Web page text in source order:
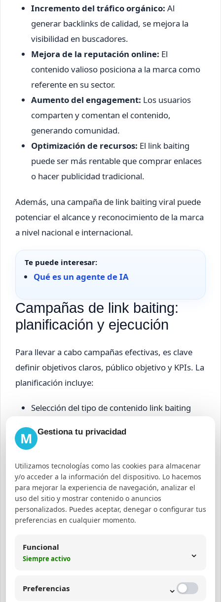
Incremento del tráfico orgánico: Al
generar backlinks de calidad, se mejora la
visibilidad en buscadores.
Mejora de la reputación online: El
contenido valioso posiciona a la marca como
referente en su sector.
Aumento del engagement: Los usuarios
comparten y comentan el contenido,
generando comunidad.
Optimización de recursos: El link baiting
puede ser más rentable que comprar enlaces
o hacer publicidad tradicional.
Además, una campaña de link baiting viral puede
potenciar el alcance y reconocimiento de la marca
a nivel nacional e internacional.
Te puede interesar:
Qué es un agente de IA
Campañas de link baiting:
planificación y ejecución
Para llevar a cabo campañas efectivas, es clave
definir objetivos claros, público objetivo y KPIs. La
planificación incluye:
Selección del tipo de contenido link baiting
Asignación de recursos para creación, diseño
Uso de herramientas para link baiting que
faciliten la difusión y análisis.
Coordinación con equipos de SEO, diseño web
y publicidad para maximizar resultados.
ajustes según el feedback y métricas obtenidas.
características esenciales
M Gestiona tu privacidad
Utilizamos tecnologías como las cookies para almacenar
y/o acceder a la información del dispositivo. Lo hacemos
para mejorar la experiencia de navegación, analizar el
uso del sitio y mostrar contenido o anuncios
personalizados. Puedes aceptar, denegar o configurar tus
preferencias en cualquier momento.
Funcional
Siempre activo ⌄
Preferencias ⌄